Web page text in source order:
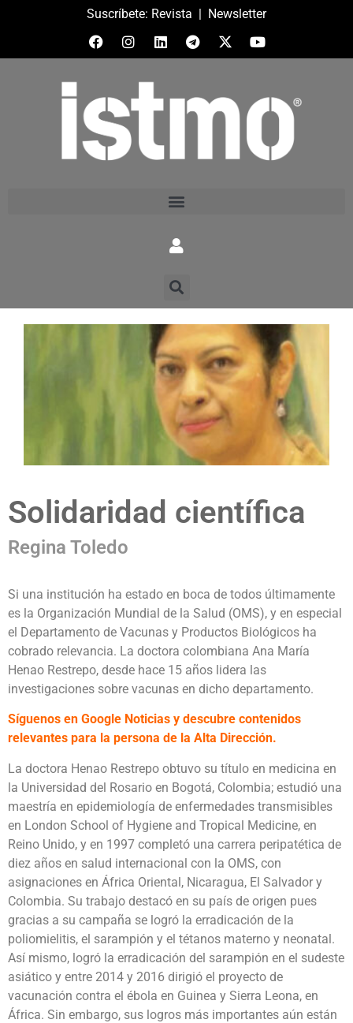
Suscríbete: Revista | Newsletter
Solidaridad científica
Regina Toledo
Si una institución ha estado en boca de todos últimamente
es la Organización Mundial de la Salud (OMS), y en especial
el Departamento de Vacunas y Productos Biológicos ha
cobrado relevancia. La doctora colombiana Ana María
Henao Restrepo, desde hace 15 años lidera las
investigaciones sobre vacunas en dicho departamento.
Síguenos en Google Noticias y descubre contenidos
relevantes para la persona de la Alta Dirección.
La doctora Henao Restrepo obtuvo su título en medicina en
la Universidad del Rosario en Bogotá, Colombia; estudió una
maestría en epidemiología de enfermedades transmisibles
en London School of Hygiene and Tropical Medicine, en
Reino Unido, y en 1997 completó una carrera peripatética de
diez años en salud internacional con la OMS, con
asignaciones en África Oriental, Nicaragua, El Salvador y
Colombia. Su trabajo destacó en su país de origen pues
gracias a su campaña se logró la erradicación de la
poliomielitis, el sarampión y el tétanos materno y neonatal.
Así mismo, logró la erradicación del sarampión en el sudeste
asiático y entre 2014 y 2016 dirigió el proyecto de
vacunación contra el ébola en Guinea y Sierra Leona, en
África. Sin embargo, sus logros más importantes aún están